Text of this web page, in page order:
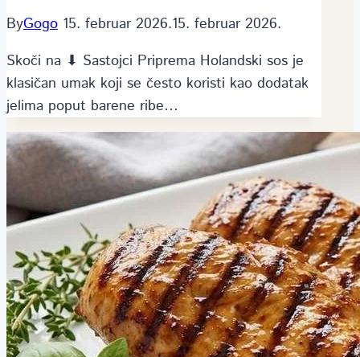
ByGogo 15. februar 2026.15. februar 2026.
Skoči na ⬇ Sastojci Priprema Holandski sos je
klasičan umak koji se često koristi kao dodatak
jelima poput barene ribe…